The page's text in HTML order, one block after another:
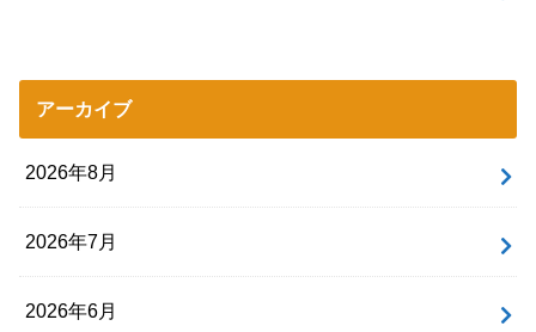
アーカイブ
2026年8月
2026年7月
2026年6月